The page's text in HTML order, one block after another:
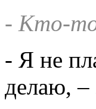
- Кто-то
- Я не
делаю, –